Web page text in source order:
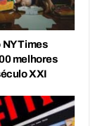
Times
melhores
XXI